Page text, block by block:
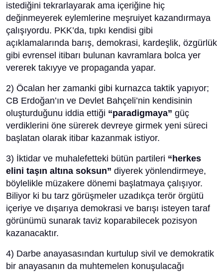
istediğini tekrarlayarak ama içeriğine hiç
değinmeyerek eylemlerine meşruiyet kazandırmaya
çalışıyordu. PKK’da, tıpkı kendisi gibi
açıklamalarında barış, demokrasi, kardeşlik, özgürlük
gibi evrensel itibarı bulunan kavramlara bolca yer
vererek takıyye ve propaganda yapar.
2) Öcalan her zamanki gibi kurnazca taktik yapıyor;
CB Erdoğan’ın ve Devlet Bahçeli’nin kendisinin
oluşturduğunu iddia ettiği “paradigmaya” güç
verdiklerini öne sürerek devreye girmek yeni süreci
başlatan olarak itibar kazanmak istiyor.
3) İktidar ve muhalefetteki bütün partileri “herkes
elini taşın altına soksun” diyerek yönlendirmeye,
böylelikle müzakere dönemi başlatmaya çalışıyor.
Biliyor ki bu tarz görüşmeler uzadıkça terör örgütü
içeriye ve dışarıya demokrasi ve barışı isteyen taraf
görünümü sunarak taviz koparabilecek pozisyon
kazanacaktır.
4) Darbe anayasasından kurtulup sivil ve demokratik
bir anayasanın da muhtemelen konuşulacağı